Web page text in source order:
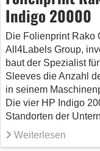
Indigo 20000
Die Folienprint Rako
All4Labels Group,
baut der Spezialist
Sleeves die Anzahl
in seinem
Die vier HP Indigo
Standorten der
Weiterlesen